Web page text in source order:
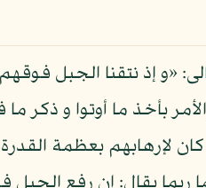
«و إذ نتقنا الجبل
بأخذ ما أوتوا و ذكر
لإرهابهم بعظمة